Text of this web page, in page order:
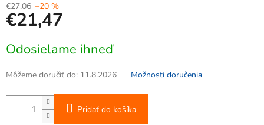
€27,06 –20 %
€21,47
cena:
Odosielame ihneď
Môžeme doručiť do: 11.8.2026 Možnosti doručenia
Pridať do košíka